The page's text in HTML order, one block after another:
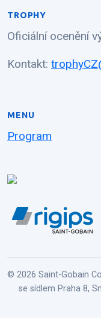
TROPHY
Oficiální ocenění
Kontakt:
MENU
Program
© 2026 Saint-Gobain
se sídlem Praha 8,